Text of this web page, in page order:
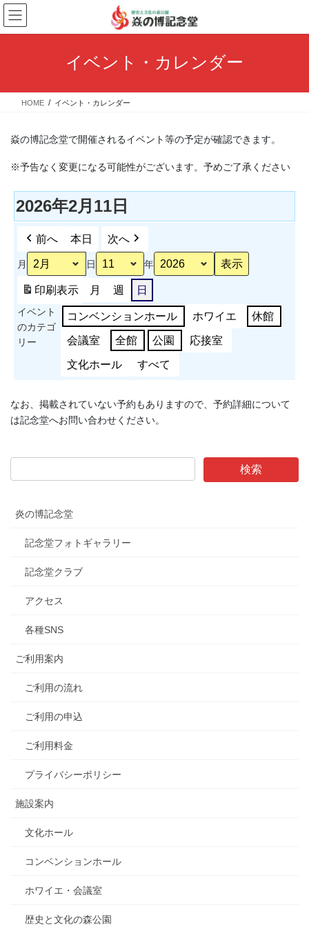
コ
ン
テ
ス
ナ
ビ
ゲ
ン
イベント・カレンダー
HOME イベント・カレンダー
焱の博記念堂で開催されるイベント等の予定が確認できます。
※予告なく変更になる可能性がございます。予めご了承ください
2026年2月11日
前へ 本日 次へ
月 日 年
印刷表示 月 週 日
イベント
のカテゴ
リー
コンベンションホール ホワイエ 休館
会議室 全館 公園 応接室
文化ホール すべて
なお、掲載されていない予約もありますので、予約詳細について
は記念堂へお問い合わせください。
炎の博記念堂
記念堂フォトギャラリー
記念堂クラブ
アクセス
各種SNS
ご利用案内
ご利用の流れ
ご利用の申込
ご利用料金
プライバシーポリシー
施設案内
文化ホール
コンベンションホール
ホワイエ・会議室
歴史と文化の森公園